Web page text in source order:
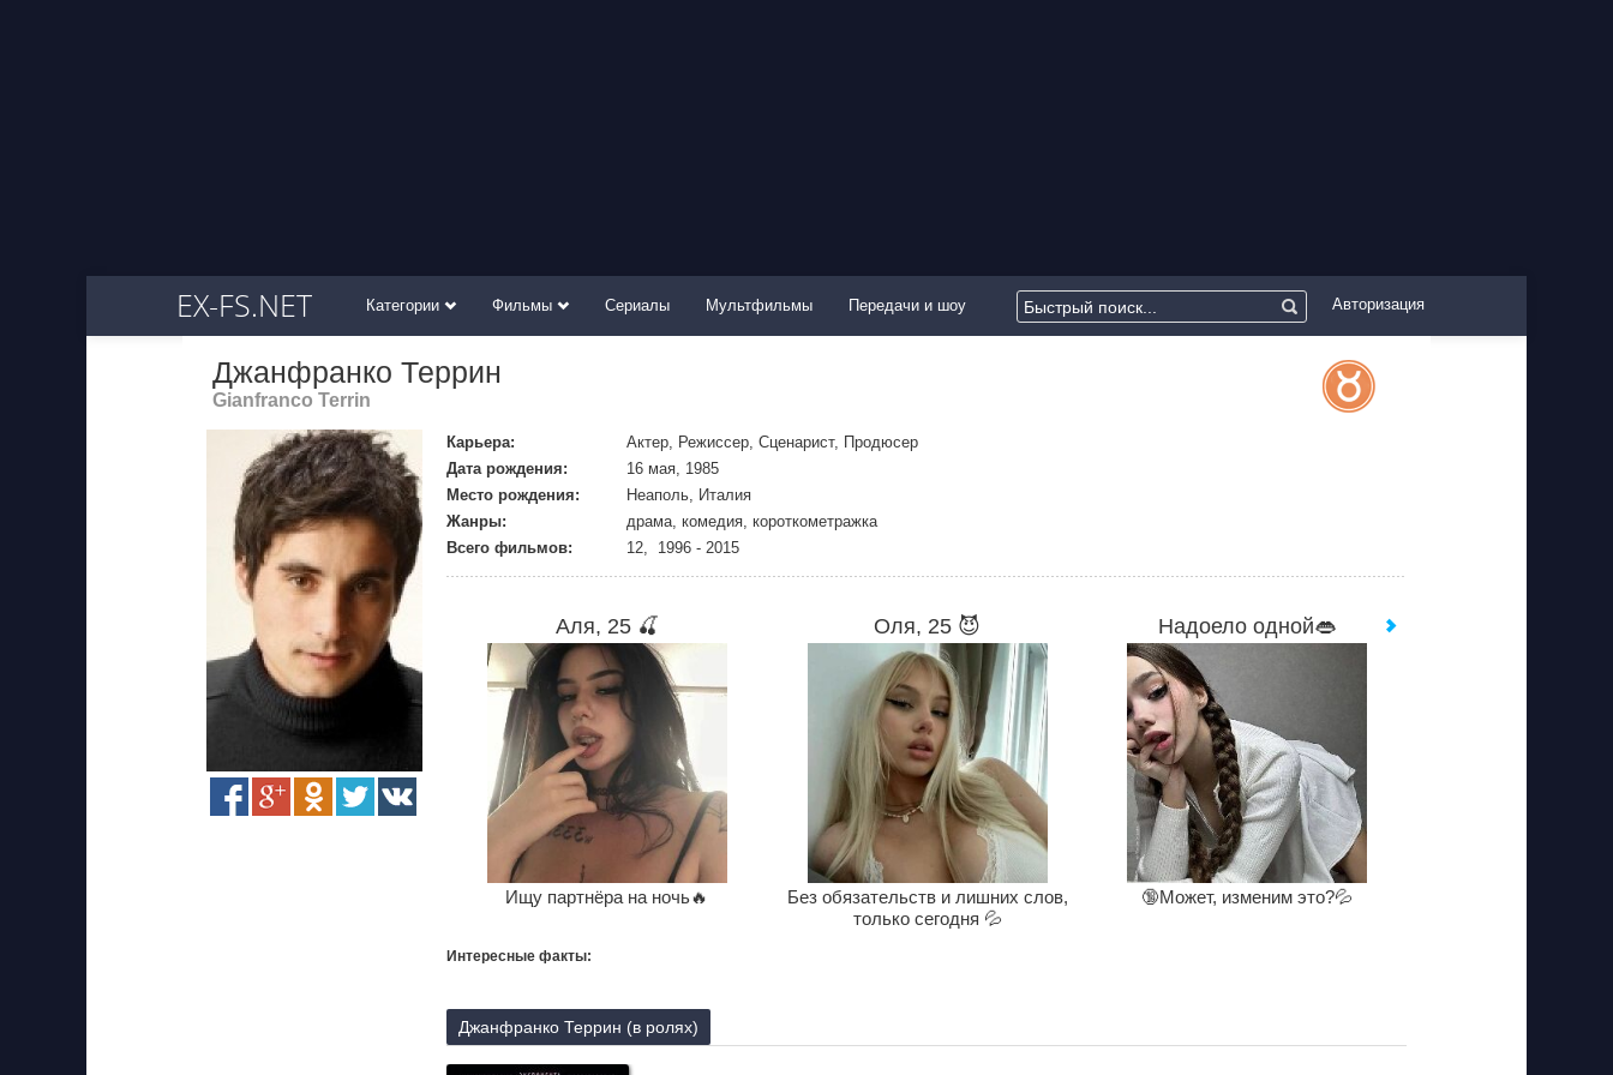
EX-FS.NET Категории Фильмы Сериалы Мультфильмы Передачи и шоу Авторизация
Джанфранко Террин
Gianfranco Terrin
Карьера:
Актер, Режиссер, Сценарист, Продюсер
Дата рождения:
16 мая, 1985
Место рождения:
Неаполь, Италия
Жанры:
драма, комедия, короткометражка
Всего фильмов:
12, 1996 - 2015
Аля, 25 🍒
Ищу партнёра на ночь🔥
Оля, 25 😈
Без обязательств и лишних слов,
только сегодня 💦
Надоело одной👄
🔞Может, изменим это?💦
Интересные факты:
Джанфранко Террин (в ролях)